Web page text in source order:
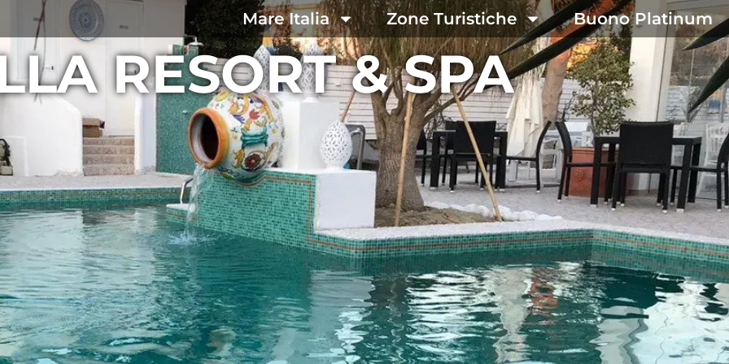
Mare Italia Zone Turistiche Buono Platinum
RESORT & SPA